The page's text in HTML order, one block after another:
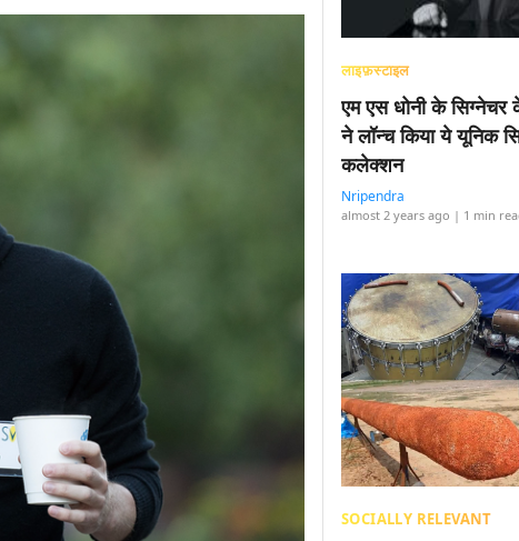
लाइफ़स्टाइल
एम एस धोनी के
ने लॉन्च किया ये यूनिक
कलेक्शन
Nripendra
almost 2 years ago | 1 min
SOCIALLY RELEVANT